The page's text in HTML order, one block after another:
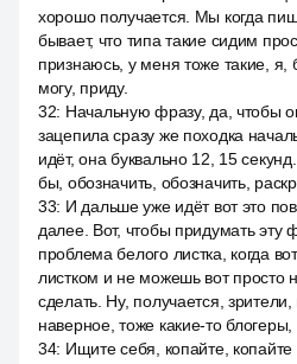
хорошо получается. Мы когда
бывает, что типа такие сидим
признаюсь, у меня тоже такие, я,
могу, приду.
32: Начальную фразу, да, чтобы
зацепила сразу же походка
идёт, она буквально 12, 15
бы, обозначить, обозначить,
33: И дальше уже идёт вот это
далее. Вот, чтобы придумать эту
проблема белого листка, когда
листком и не можешь вот просто
сделать. Ну, получается, зрители,
наверное, тоже какие-то блогеры,
34: Ищите себя, копайте, копайте